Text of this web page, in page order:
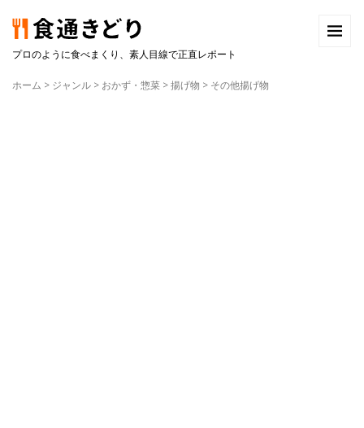
プロのように食べまくり、素人目線で正直レポート
ホーム > ジャンル > おかず・惣菜 >揚げ物 > その他揚げ物